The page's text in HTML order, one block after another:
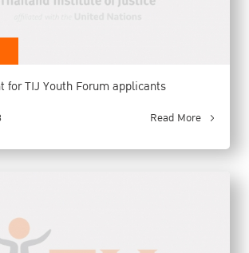
for TIJ Youth Forum applicants
Read More